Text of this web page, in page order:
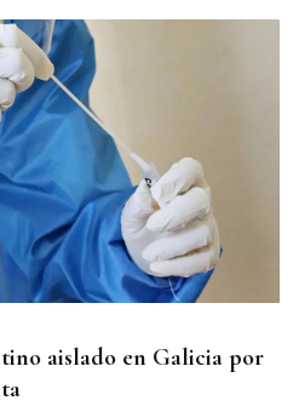
villas privadas frente al
aislado en Galicia por